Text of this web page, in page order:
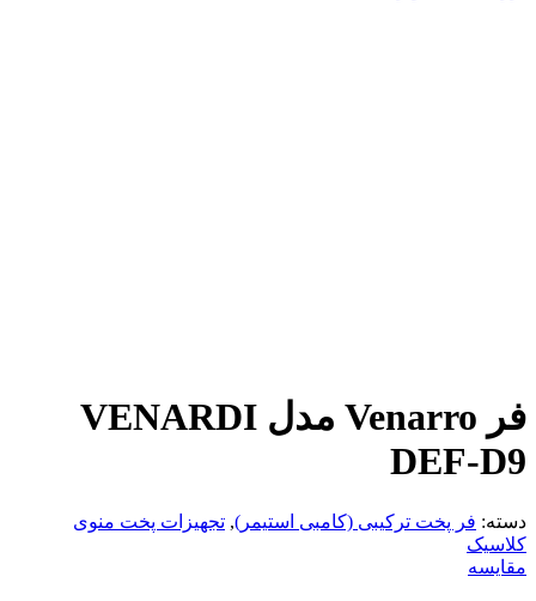
فر Venarro مدل VENARDI
DEF-D9
دسته: فر پخت ترکیبی (کامبی استیمر), تجهیزات پخت منوی
کلاسیک
مقایسه